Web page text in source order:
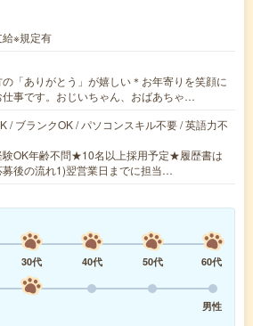
※規定有
の「ありがとう」が嬉しい＊お年寄りを笑顔に
事です。おじいちゃん、おばあちゃ…
/ ブランクOK / パソコンスキル不要 / 英語力不
験OK年齢不問★10名以上採用予定★履歴書は
後の流れ1)翌営業日までに担当…
30代 40代 50代
60代
男性